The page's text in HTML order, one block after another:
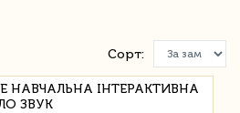
Сорт:
НАВЧАЛЬНА ІНТЕРАКТИВНА
ЗВУК